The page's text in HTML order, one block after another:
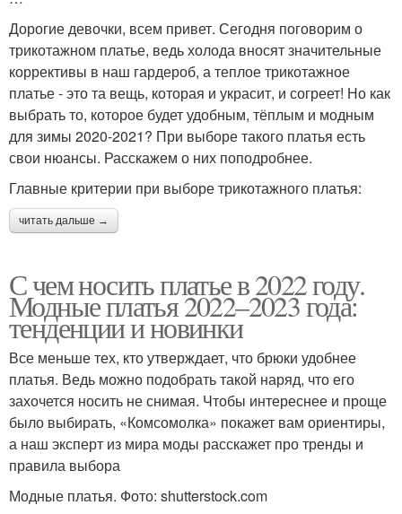
Дорогие девочки, всем привет. Сегодня поговорим о
трикотажном платье, ведь холода вносят значительные
коррективы в наш гардероб, а теплое трикотажное
платье - это та вещь, которая и украсит, и согреет! Но как
выбрать то, которое будет удобным, тёплым и модным
для зимы 2020-2021? При выборе такого платья есть
свои нюансы. Расскажем о них поподробнее.
Главные критерии при выборе трикотажного платья:
читать дальше →
С чем носить платье в 2022 году.
Модные платья 2022–2023 года:
тенденции и новинки
Все меньше тех, кто утверждает, что брюки удобнее
платья. Ведь можно подобрать такой наряд, что его
захочется носить не снимая. Чтобы интереснее и проще
было выбирать, «Комсомолка» покажет вам ориентиры,
а наш эксперт из мира моды расскажет про тренды и
правила выбора
Модные платья. Фото: shutterstock.com